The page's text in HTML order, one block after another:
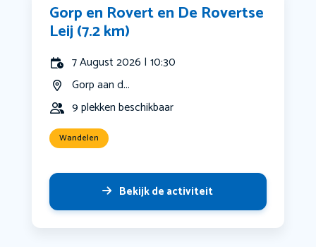
Gorp en Rovert en De Rovertse
Leij (7.2 km)
7 August 2026 | 10:30
Gorp aan d...
9 plekken beschikbaar
Wandelen
Bekijk de activiteit